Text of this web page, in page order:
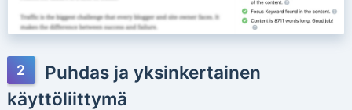
Puhdas ja yksinkertainen
käyttöliittymä